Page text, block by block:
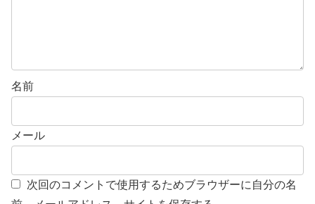
名前
メール
次回のコメントで使用するためブラウザーに自分の名